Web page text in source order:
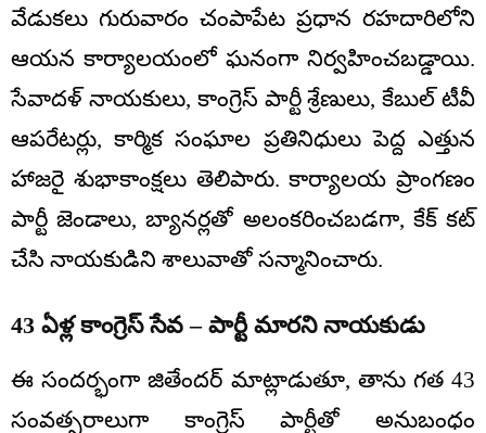
వేడుకలు గురువారం చంపాపేట ప్రధాన రహదారిలోని
ఆయన కార్యాలయంలో ఘనంగా నిర్వహించబడ్డాయి.
సేవాదళ్ నాయకులు, కాంగ్రెస్ పార్టీ శ్రేణులు, కేబుల్ టీవీ
ఆపరేటర్లు, కార్మిక సంఘాల ప్రతినిధులు పెద్ద ఎత్తున
హాజరై శుభాకాంక్షలు తెలిపారు. కార్యాలయ ప్రాంగణం
పార్టీ జెండాలు, బ్యానర్లతో అలంకరించబడగా, కేక్ కట్
చేసి నాయకుడిని శాలువాతో సన్మానించారు.
43 ఏళ్ల కాంగ్రెస్ సేవ – పార్టీ మారని నాయకుడు
ఈ సందర్భంగా జితేందర్ మాట్లాడుతూ, తాను గత 43
సంవత్సరాలుగా కాంగ్రెస్ పార్టీతో అనుబంధం